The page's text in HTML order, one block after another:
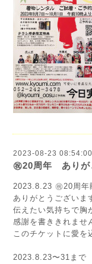
2023-08-23 08:54:00
㊗️20周年 ありが
2023.8.23 ㊗️20周年
ありがとうございま
伝えたい気持ちで胸
感謝を書ききれませ
このチケットに愛を
2023.8.23〜31まで